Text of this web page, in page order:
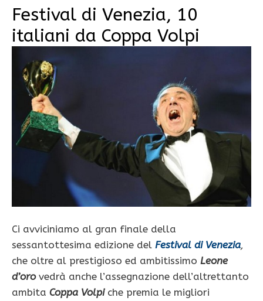
Festival di Venezia, 10
italiani da Coppa Volpi
Ci avviciniamo al gran finale della
sessantottesima edizione del Festival di Venezia,
che oltre al prestigioso ed ambitissimo Leone
d’orovedrà anche l’assegnazione dell’altrettanto
ambita Coppa Volpiche premia le migliori